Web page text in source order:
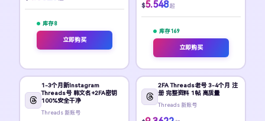
库存 8
立即购买
$5.548 起
库存 169
立即购买
1-3个月新Instagram
Threads号 韩文名+2FA密钥
100%安全干净
Threads 新账号
2FA Threads老号 3-4个月 注
册 完整资料 1帖 高质量
Threads 新账号